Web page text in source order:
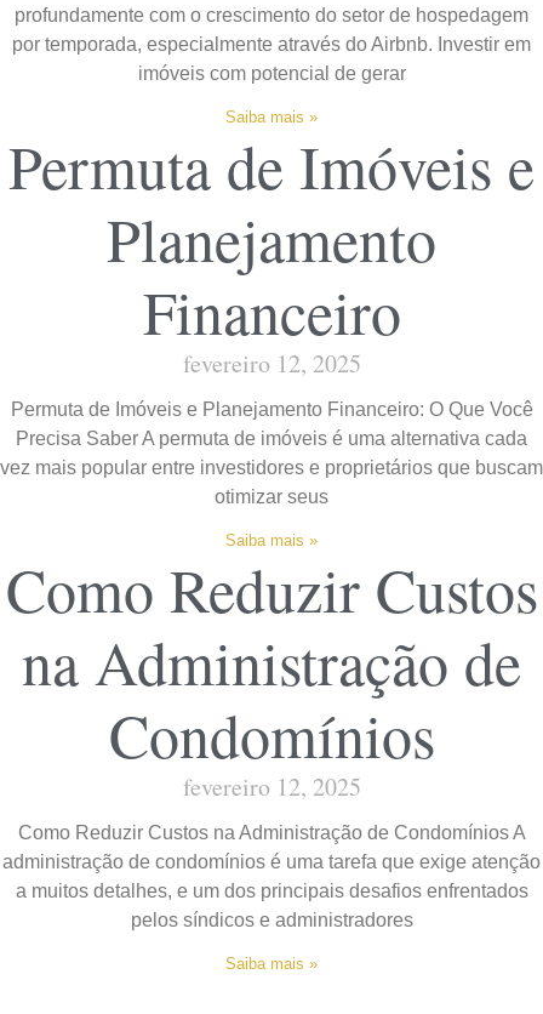
profundamente com o crescimento do setor de hospedagem
por temporada, especialmente através do Airbnb. Investir em
imóveis com potencial de gerar
Saiba mais »
Permuta de Imóveis e
Planejamento
Financeiro
fevereiro 12, 2025
Permuta de Imóveis e Planejamento Financeiro: O Que Você
Precisa Saber A permuta de imóveis é uma alternativa cada
vez mais popular entre investidores e proprietários que buscam
otimizar seus
Saiba mais »
Como Reduzir Custos
na Administração de
Condomínios
fevereiro 12, 2025
Como Reduzir Custos na Administração de Condomínios A
administração de condomínios é uma tarefa que exige atenção
a muitos detalhes, e um dos principais desafios enfrentados
pelos síndicos e administradores
Saiba mais »